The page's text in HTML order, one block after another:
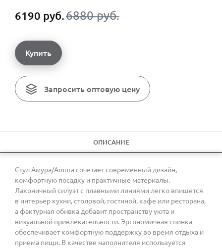
6190 руб.6880 руб.
Купить
Запросить оптовую цену
ОПИСАНИЕ
Стул Амура/Amura сочетает современный дизайн,
комфортную посадку и практичные материалы.
Лаконичный силуэт с плавными линиями легко впишется
в интерьер кухни, столовой, гостиной, кафе или ресторана,
а фактурная обивка добавит пространству уюта и
визуальной привлекательности. Эргономичная спинка
обеспечивает комфортную поддержку во время отдыха и
приема пищи. В качестве наполнителя используется